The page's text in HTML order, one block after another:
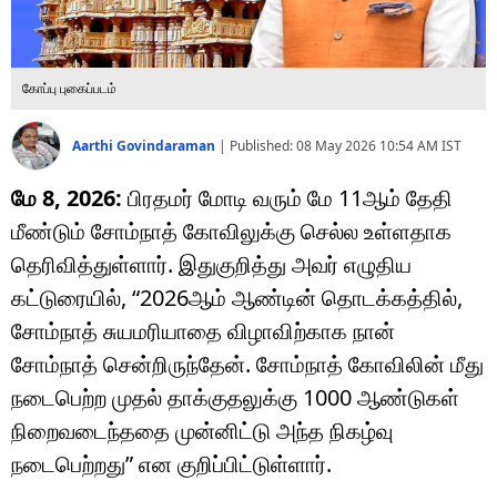
கோப்பு புகைப்படம்
Aarthi Govindaraman | Published:08 May 2026 10:54 AM IST
மே 8, 2026: பிரதமர் மோடி வரும் மே 11ஆம் தேதி
மீண்டும் சோம்நாத் கோவிலுக்கு செல்ல உள்ளதாக
தெரிவித்துள்ளார். இதுகுறித்து அவர் எழுதிய
கட்டுரையில், “2026ஆம் ஆண்டின் தொடக்கத்தில்,
சோம்நாத் சுயமரியாதை விழாவிற்காக நான்
சோம்நாத் சென்றிருந்தேன். சோம்நாத் கோவிலின் மீது
நடைபெற்ற முதல் தாக்குதலுக்கு 1000 ஆண்டுகள்
நிறைவடைந்ததை முன்னிட்டு அந்த நிகழ்வு
நடைபெற்றது” என குறிப்பிட்டுள்ளார்.